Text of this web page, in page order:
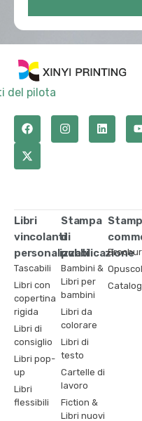
del pilota
Libri
vincolanti
personalizzati
Tascabili
Libri con
copertina
rigida
Libri di
consiglio
Libri pop-
up
Libri
flessibili
Stampa
di
pubblicazione
Bambini &
Libri per
bambini
Libri da
colorare
Libri di
testo
Cartelle di
lavoro
Fiction &
Libri nuovi